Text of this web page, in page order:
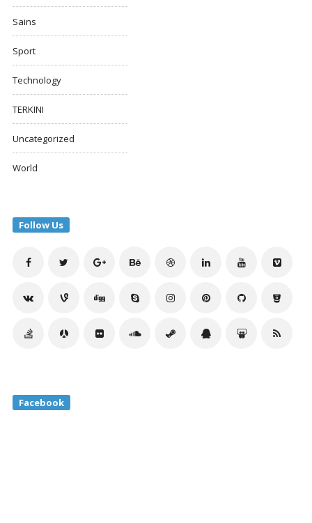
Sains
Sport
Technology
TERKINI
Uncategorized
World
Follow Us
Facebook